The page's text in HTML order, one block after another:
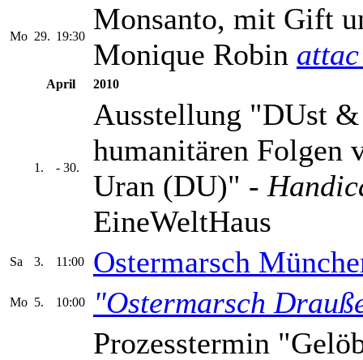
Mo 29. 19:30
Monsanto, mit Gift
Monique Robin
April 2010
1. - 30.
Ausstellung "DUst
humanitären Folgen
Uran (DU)" -
EineWeltHaus
Sa 3. 11:00 Ostermarsch
Mo 5. 10:00 "Ostermarsch
Prozesstermin